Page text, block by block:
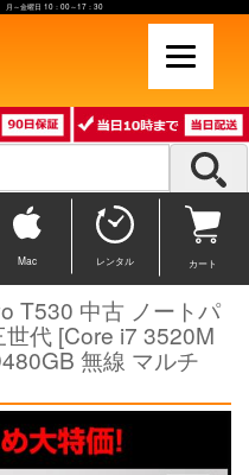
～金曜日 10：00～17：30
Mac レンタル カート
T530 中古 ノートパ
代 [Core i7 3520M
無線 マルチ